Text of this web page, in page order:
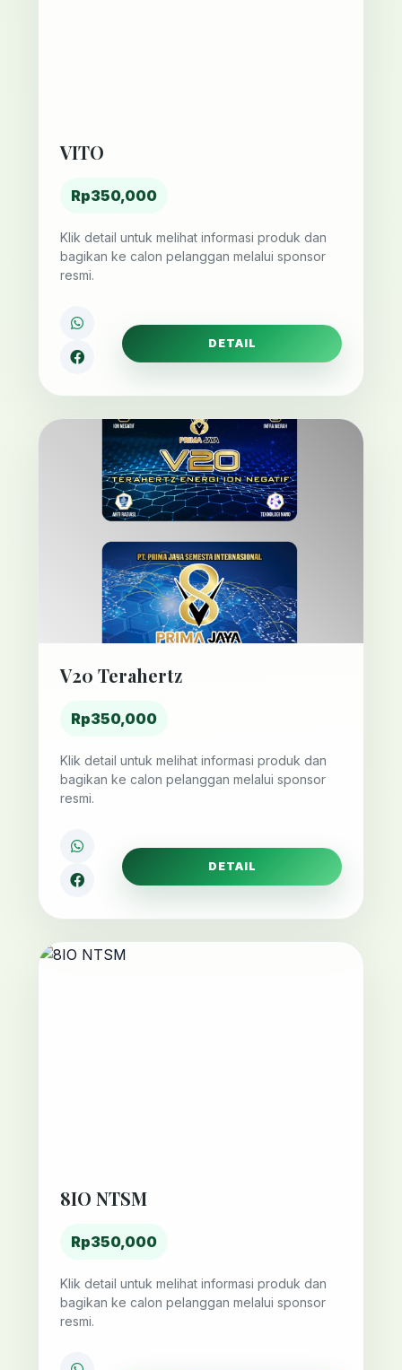
VITO
Rp350,000
Klik detail untuk melihat informasi produk dan
bagikan ke calon pelanggan melalui sponsor
resmi.
DETAIL
V20 Terahertz
Rp350,000
Klik detail untuk melihat informasi produk dan
bagikan ke calon pelanggan melalui sponsor
resmi.
DETAIL
8IO NTSM
Rp350,000
Klik detail untuk melihat informasi produk dan
bagikan ke calon pelanggan melalui sponsor
resmi.